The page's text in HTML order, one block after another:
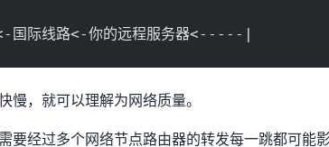
国际线路<-你的远程服务器<-----|
慢，就可以理解为网络质量。
要经过多个网络节点(路由器)的转发,每一跳都可